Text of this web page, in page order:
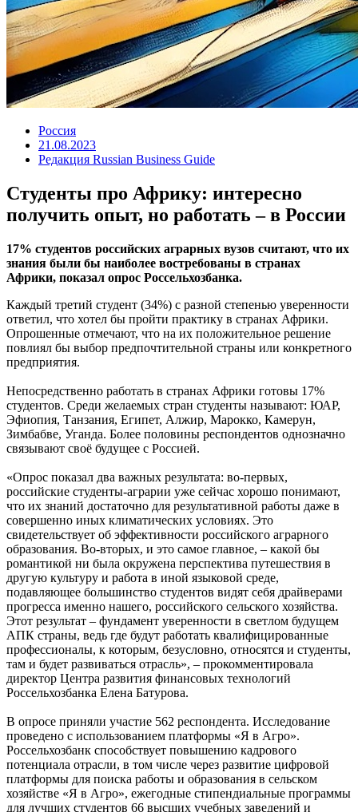
Россия
21.08.2023
Редакция Russian Business Guide
Студенты про Африку: интересно
получить опыт, но работать – в России
17% студентов российских аграрных вузов считают, что их
знания были бы наиболее востребованы в странах
Африки, показал опрос Россельхозбанка.
Каждый третий студент (34%) с разной степенью уверенности
ответил, что хотел бы пройти практику в странах Африки.
Опрошенные отмечают, что на их положительное решение
повлиял бы выбор предпочтительной страны или конкретного
предприятия.
Непосредственно работать в странах Африки готовы 17%
студентов. Среди желаемых стран студенты называют: ЮАР,
Эфиопия, Танзания, Египет, Алжир, Марокко, Камерун,
Зимбабве, Уганда. Более половины респондентов однозначно
связывают своё будущее с Россией.
«Опрос показал два важных результата: во-первых,
российские студенты-аграрии уже сейчас хорошо понимают,
что их знаний достаточно для результативной работы даже в
совершенно иных климатических условиях. Это
свидетельствует об эффективности российского аграрного
образования. Во-вторых, и это самое главное, – какой бы
романтикой ни была окружена перспектива путешествия в
другую культуру и работа в иной языковой среде,
подавляющее большинство студентов видят себя драйверами
прогресса именно нашего, российского сельского хозяйства.
Этот результат – фундамент уверенности в светлом будущем
АПК страны, ведь где будут работать квалифицированные
профессионалы, к которым, безусловно, относятся и студенты,
там и будет развиваться отрасль», – прокомментировала
директор Центра развития финансовых технологий
Россельхозбанка Елена Батурова.
В опросе приняли участие 562 респондента. Исследование
проведено с использованием платформы «Я в Агро».
Россельхозбанк способствует повышению кадрового
потенциала отрасли, в том числе через развитие цифровой
платформы для поиска работы и образования в сельском
хозяйстве «Я в Агро», ежегодные стипендиальные программы
для лучших студентов 66 высших учебных заведений и